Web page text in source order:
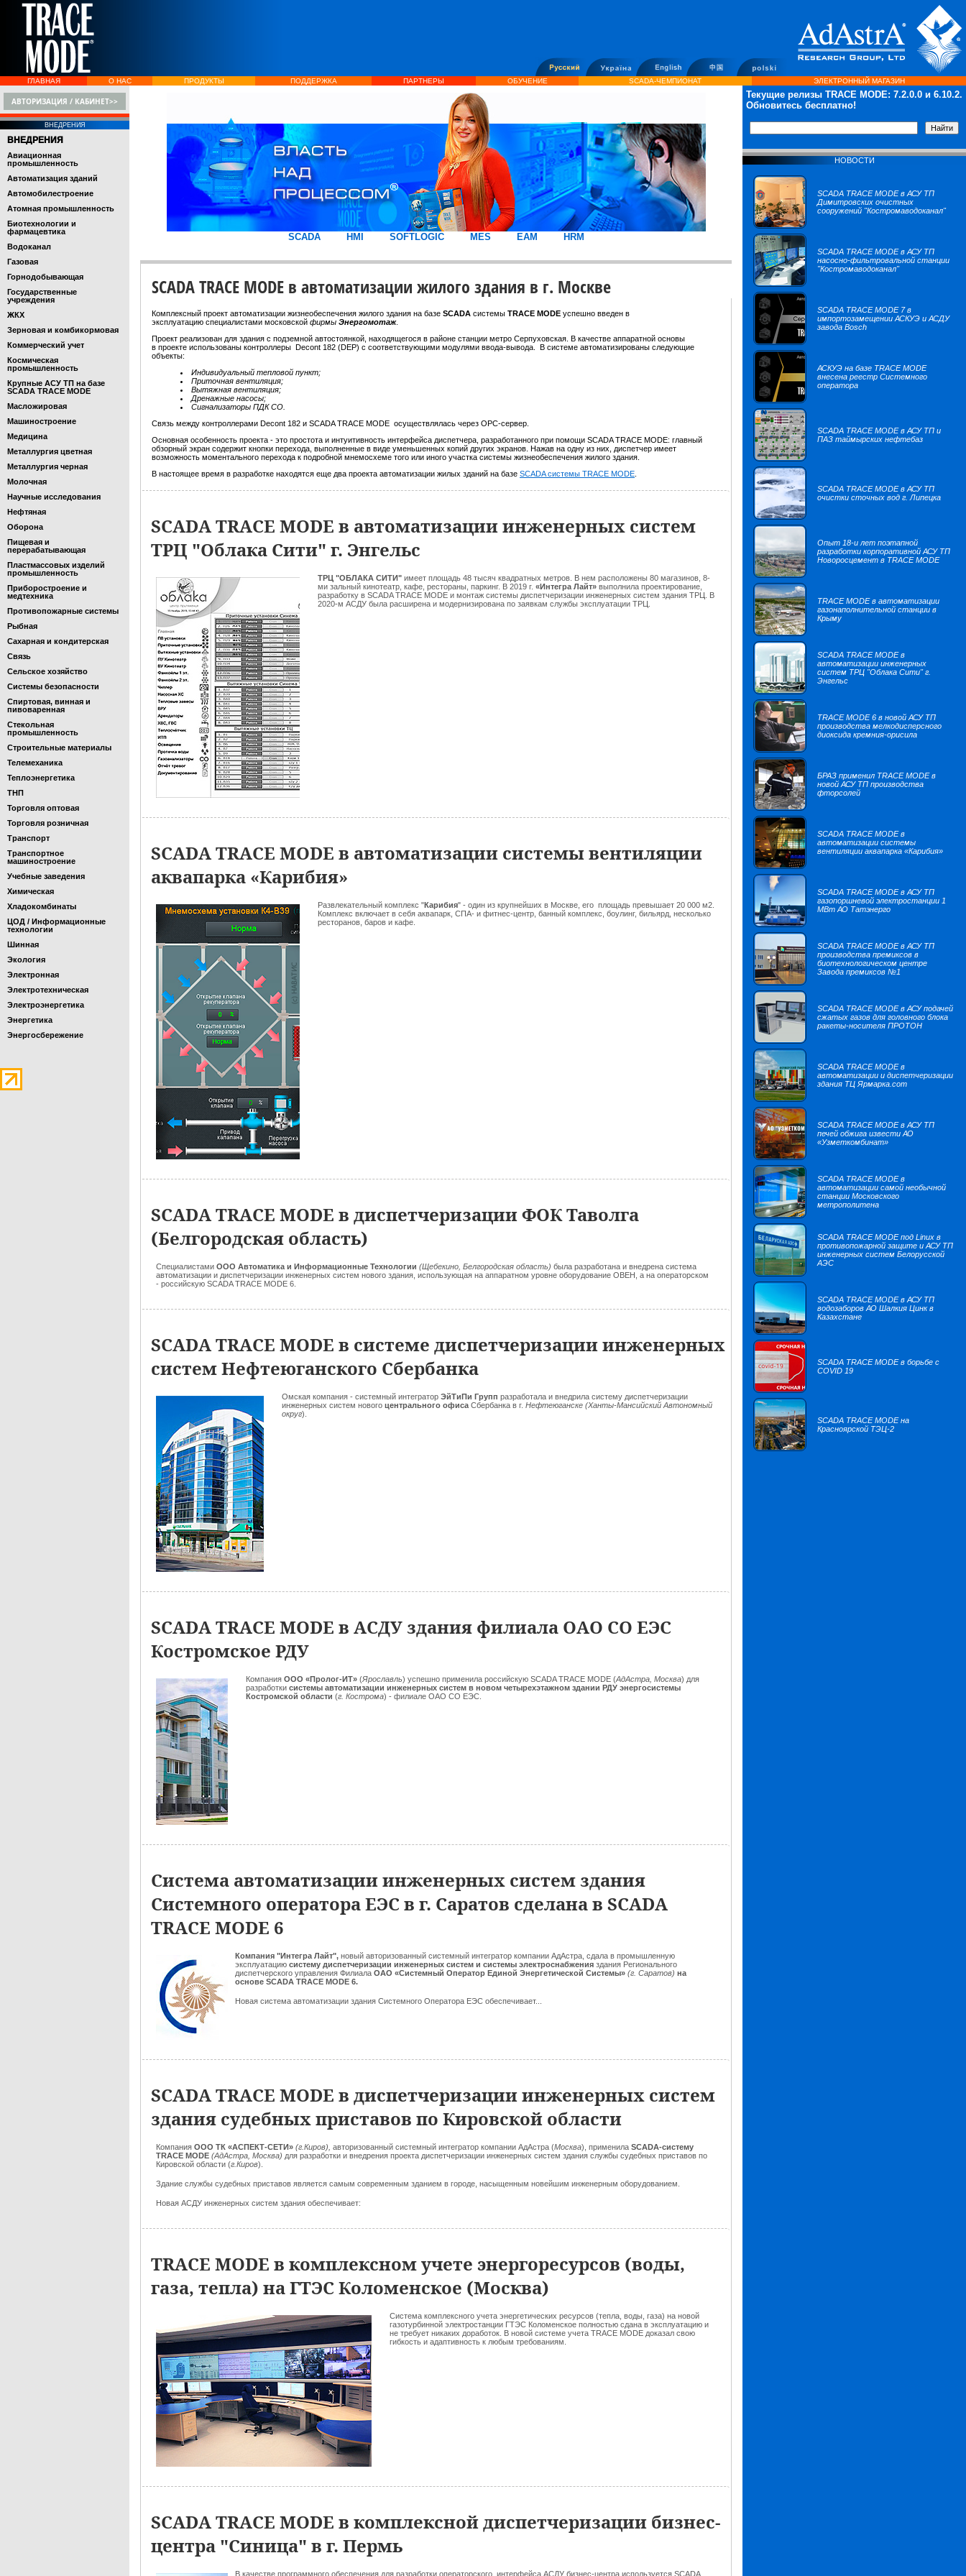
ГЛАВНАЯ О НАС ПРОДУКТЫ ПОДДЕРЖКА ПАРТНЕРЫ ОБУЧЕНИЕ SCADA-ЧЕМПИОНАТ ЭЛЕКТРОННЫЙ МАГАЗИН
АВТОРИЗАЦИЯ / КАБИНЕТ>>
ВНЕДРЕНИЯ
ВНЕДРЕНИЯ
Авиационная
промышленность
Автоматизация зданий
Автомобилестроение
Атомная промышленность
Биотехнологии и
фармацевтика
Водоканал
Газовая
Горнодобывающая
Государственные
учреждения
ЖКХ
Зерновая и комбикормовая
Коммерческий учет
Космическая
промышленность
Крупные АСУ ТП на базе
SCADA TRACE MODE
Масложировая
Машиностроение
Медицина
Металлургия цветная
Металлургия черная
Молочная
Научные исследования
Нефтяная
Оборона
Пищевая и
перерабатывающая
Пластмассовых изделий
промышленность
Приборостроение и
медтехника
Противопожарные системы
Рыбная
Сахарная и кондитерская
Связь
Сельское хозяйство
Системы безопасности
Спиртовая, винная и
пивоваренная
Стекольная
промышленность
Строительные материалы
Телемеханика
Теплоэнергетика
ТНП
Торговля оптовая
Торговля розничная
Транспорт
Транспортное
машиностроение
Учебные заведения
Химическая
Хладокомбинаты
ЦОД / Информационные
технологии
Шинная
Экология
Электронная
Электротехническая
Электроэнергетика
Энергетика
Энергосбережение
SCADA HMI SOFTLOGIC MES EAM HRM
SCADA TRACE MODE в автоматизации жилого здания в г. Москве
Комплексный проект автоматизации жизнеобеспечения жилого здания на базе SCADA системы TRACE MODE успешно введен в
эксплуатацию специалистами московской фирмы Энергомотаж.
Проект реализован для здания с подземной автостоянкой, находящегося в районе станции метро Серпуховская. В качестве аппаратной основы
в проекте использованы контроллеры Decont 182 (DEP) с соответствующими модулями ввода-вывода. В системе автоматизированы следующие
объекты:
Индивидуальный тепловой пункт;
Приточная вентиляция;
Вытяжная вентиляция;
Дренажные насосы;
Сигнализаторы ПДК СО.
Связь между контроллерами Decont 182 и SCADA TRACE MODE осуществлялась через OPC-сервер.
Основная особенность проекта - это простота и интуитивность интерфейса диспетчера, разработанного при помощи SCADA TRACE MODE: главный
обзорный экран содержит кнопки перехода, выполненные в виде уменьшенных копий других экранов. Нажав на одну из них, диспетчер имеет
возможность моментального перехода к подробной мнемосхеме того или иного участка системы жизнеобеспечения жилого здания.
В настоящее время в разработке находятся еще два проекта автоматизации жилых зданий на базе SCADA системы TRACE MODE
SCADA TRACE MODE в автоматизации инженерных систем
ТРЦ "Облака Сити" г. Энгельс
ТРЦ "ОБЛАКА СИТИ" имеет площадь 48 тысяч квадратных метров. В нем расположены 80 магазинов, 8-
ми зальный кинотеатр, кафе, рестораны, паркинг. В 2019 г. «Интегра Лайт» выполнила проектирование,
разработку в SCADA TRACE MODE и монтаж системы диспетчеризации инженерных систем здания ТРЦ. В
2020-м АСДУ была расширена и модернизирована по заявкам службы эксплуатации ТРЦ.
SCADA TRACE MODE в автоматизации системы вентиляции
аквапарка «Карибия»
Развлекательный комплекс "Карибия" - один из крупнейших в Москве, его площадь превышает 20 000 м2.
Комплекс включает в себя аквапарк, СПА- и фитнес-центр, банный комплекс, боулинг, бильярд, несколько
ресторанов, баров и кафе.
SCADA TRACE MODE в диспетчеризации ФОК Таволга
(Белгородская область)
Специалистами ООО Автоматика и Информационные Технологии (Щебекино, Белгородская область) была разработана и внедрена система
автоматизации и диспетчеризации инженерных систем нового здания, использующая на аппаратном уровне оборудование ОВЕН, а на операторском
- российскую SCADA TRACE MODE 6.
SCADA TRACE MODE в системе диспетчеризации инженерных
систем Нефтеюганского Сбербанка
Омская компания - системный интегратор ЭйТиПи Групп разработала и внедрила систему диспетчеризации
инженерных систем нового центрального офиса Сбербанка в г. Нефтеюганске (Ханты-Мансийский Автономный
округ).
SCADA TRACE MODE в АСДУ здания филиала ОАО СО ЕЭС
Костромское РДУ
Компания ООО «Пролог-ИТ» (Ярославль) успешно применила российскую SCADA TRACE MODE (АдАстра, Москва) для
разработки системы автоматизации инженерных систем в новом четырехэтажном здании РДУ энергосистемы
Костромской области (г. Кострома) - филиале ОАО СО ЕЭС.
Система автоматизации инженерных систем здания
Системного оператора ЕЭС в г. Саратов сделана в SCADA
TRACE MODE 6
Компания "Интегра Лайт", новый авторизованный системный интегратор компании АдАстра, сдала в промышленную
эксплуатацию систему диспетчеризации инженерных систем и системы электроснабжения здания Регионального
диспетчерского управления Филиала ОАО «Системный Оператор Единой Энергетической Системы» (г. Саратов) на
основе SCADA TRACE MODE 6.
Новая система автоматизации здания Системного Оператора ЕЭС обеспечивает...
SCADA TRACE MODE в диспетчеризации инженерных систем
здания судебных приставов по Кировской области
Компания ООО ТК «АСПЕКТ-СЕТИ» (г.Киров), авторизованный системный интегратор компании АдАстра (Москва), применила SCADA-систему
TRACE MODE (АдАстра, Москва) для разработки и внедрения проекта диспетчеризации инженерных систем здания службы судебных приставов по
Кировской области (г.Киров).
Здание службы судебных приставов является самым современным зданием в городе, насыщенным новейшим инженерным оборудованием.
Новая АСДУ инженерных систем здания обеспечивает:
TRACE MODE в комплексном учете энергоресурсов (воды,
газа, тепла) на ГТЭС Коломенское (Москва)
Cистема комплексного учета энергетических ресурсов (тепла, воды, газа) на новой
газотурбинной электростанции ГТЭС Коломенское полностью сдана в эксплуатацию и
не требует никаких доработок. В новой системе учета TRACE MODE доказал свою
гибкость и адаптивность к любым требованиям.
SCADA TRACE MODE в комплексной диспетчеризации бизнес-
центра "Синица" в г. Пермь
В качестве программного обеспечения для разработки операторского интерфейса АСДУ бизнес-центра используется SCADA
Текущие релизы TRACE MODE: 7.2.0.0 и 6.10.2.
Обновитесь бесплатно!
НОВОСТИ
SCADA TRACE MODE в АСУ ТП
Димитровских очистных
сооружений "Костромаводоканал"
SCADA TRACE MODE в АСУ ТП
насосно-фильтровальной станции
"Костромаводоканал"
SCADA TRACE MODE 7 в
импортозамещении АСКУЭ и АСДУ
завода Bosch
АСКУЭ на базе TRACE MODE
внесена реестр Системного
оператора
SCADA TRACE MODE в АСУ ТП и
ПАЗ таймырских нефтебаз
SCADA TRACE MODE в АСУ ТП
очистки сточных вод г. Липецка
Опыт 18-и лет поэтапной
разработки корпоративной АСУ ТП
Новоросцемент в TRACE MODE
TRACE MODE в автоматизации
газонаполнительной станции в
Крыму
SCADA TRACE MODE в
автоматизации инженерных
систем ТРЦ "Облака Сити" г.
Энгельс
TRACE MODE 6 в новой АСУ ТП
производства мелкодисперсного
диоксида кремния-орисила
БРАЗ применил TRACE MODE в
новой АСУ ТП производства
фторсолей
SCADA TRACE MODE в
автоматизации системы
вентиляции аквапарка «Карибия»
SCADA TRACE MODE в АСУ ТП
газопоршневой электростанции 1
МВт АО Татэнерго
SCADA TRACE MODE в АСУ ТП
производства премиксов в
биотехнологическом центре
Завода премиксов №1
SCADA TRACE MODE в АСУ подачей
сжатых газов для головного блока
ракеты-носителя ПРОТОН
SCADA TRACE MODE в
автоматизации и диспетчеризации
здания ТЦ Ярмарка.com
SCADA TRACE MODE в АСУ ТП
печей обжига извести АО
«Узметкомбинат»
SCADA TRACE MODE в
автоматизации самой необычной
станции Московского
метрополитена
SCADA TRACE MODE под Linux в
противопожарной защите и АСУ ТП
инженерных систем Белорусской
АЭС
SCADA TRACE MODE в АСУ ТП
водозаборов АО Шалкия Цинк в
Казахстане
SCADA TRACE MODE в борьбе с
COVID 19
SCADA TRACE MODE на
Красноярской ТЭЦ-2